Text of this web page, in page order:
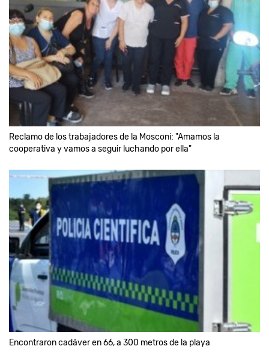
Reclamo de los trabajadores de la Mosconi: "Amamos la
cooperativa y vamos a seguir luchando por ella"
Encontraron cadáver en 66, a 300 metros de la playa